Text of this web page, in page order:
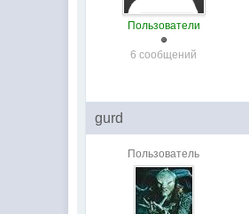
Пользователи
6 сообщений
gurd
Пользователь